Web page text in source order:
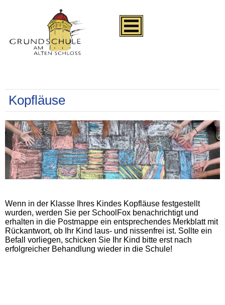
Kopfläuse
Wenn in der Klasse Ihres Kindes Kopfläuse festgestellt
wurden, werden Sie per SchoolFox benachrichtigt und
erhalten in die Postmappe ein entsprechendes Merkblatt mit
Rückantwort, ob Ihr Kind laus- und nissenfrei ist. Sollte ein
Befall vorliegen, schicken Sie Ihr Kind bitte erst nach
erfolgreicher Behandlung wieder in die Schule!